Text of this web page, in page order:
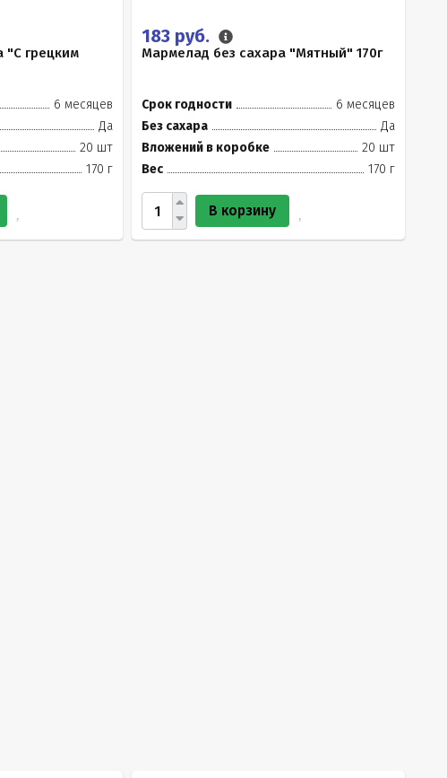
"С грецким
6 месяцев
Да
20 шт
170 г
183 руб.
Мармелад без сахара "Мятный" 170г
Срок годности
6 месяцев
Без сахара
Да
Вложений в коробке
20 шт
Вес
170 г
В корзину